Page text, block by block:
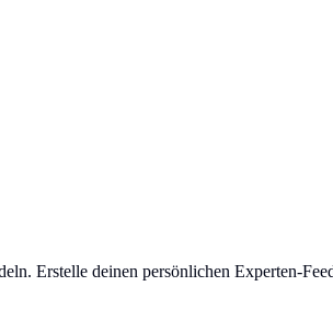
Erstelle deinen persönlichen Experten-